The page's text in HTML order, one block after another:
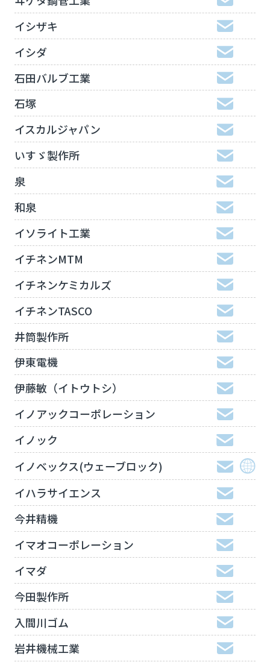
イシザキ
イシダ
石田バルブ工業
石塚
イスカルジャパン
いすゞ製作所
泉
和泉
イソライト工業
イチネンMTM
イチネンケミカルズ
イチネンTASCO
井筒製作所
伊東電機
伊藤敏（イトウトシ）
イノアックコーポレーション
イノック
イノベックス(ウェーブロック)
イハラサイエンス
今井精機
イマオコーポレーション
イマダ
今田製作所
入間川ゴム
岩井機械工業